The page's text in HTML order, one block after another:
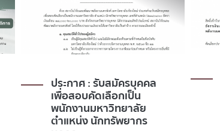
ประกาศ ผลการคัดเลือก
ตำแหน่ง นักวิจัย ไฮโดรเจน